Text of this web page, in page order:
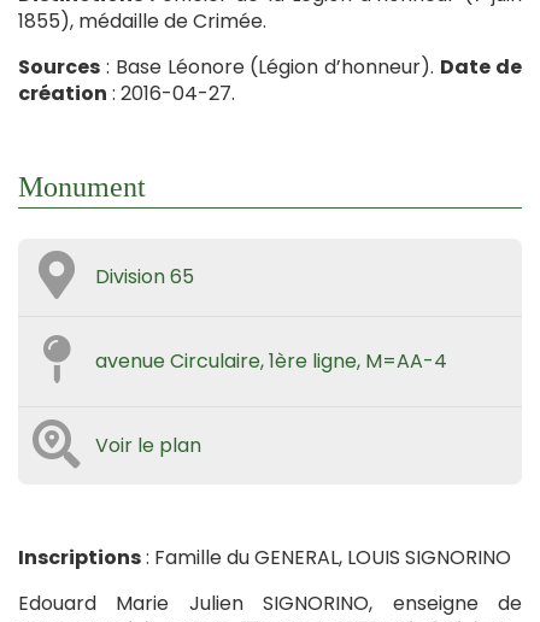
1855), médaille de Crimée.
Sources : Base Léonore (Légion d’honneur). Date de
création : 2016-04-27.
Monument
Division 65
avenue Circulaire, 1ère ligne, M=AA-4
Voir le plan
Inscriptions: Famille du GENERAL, LOUIS SIGNORINO
Edouard Marie Julien SIGNORINO, enseigne de